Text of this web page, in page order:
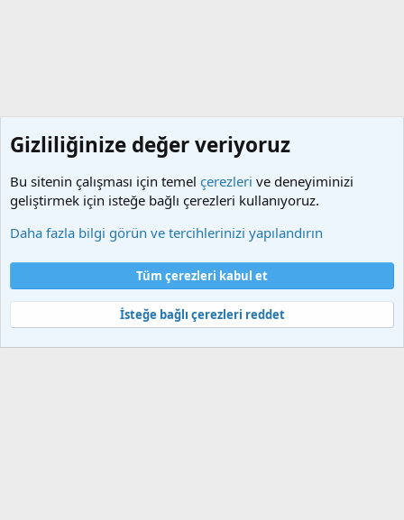
Şartlar ve kurallar
Gizlilik politikası
Yardım
Ana sayfa
S
S
Community platform by XenForo® © 2010-2025 XenForo Ltd.
Gizliliğinize değer veriyoruz
Bu sitenin çalışması için temel çerezleri ve deneyiminizi
geliştirmek için isteğe bağlı çerezleri kullanıyoruz.
Daha fazla bilgi görün ve tercihlerinizi yapılandırın
Tüm çerezleri kabul et
İsteğe bağlı çerezleri reddet